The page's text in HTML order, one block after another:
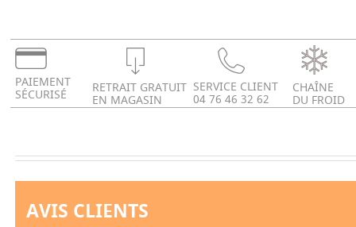
PAIEMENT
SÉCURISÉ RETRAIT GRATUIT
EN MAGASIN
SERVICE CLIENT
04 76 46 32 62
CHAÎNE
DU FROID
AVIS CLIENTS